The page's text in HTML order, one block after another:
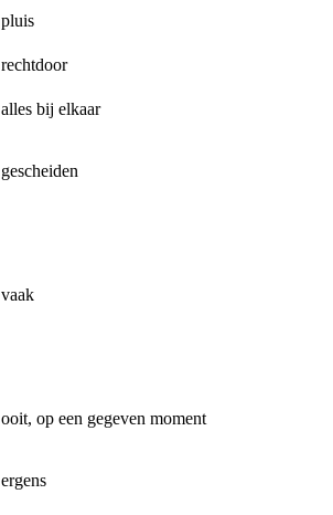
pluis
rechtdoor
alles bij elkaar
gescheiden
vaak
ooit, op een gegeven moment
ergens